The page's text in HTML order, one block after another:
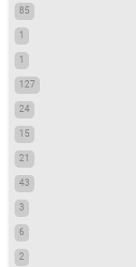
85
1
1
127
24
15
21
43
3
6
2